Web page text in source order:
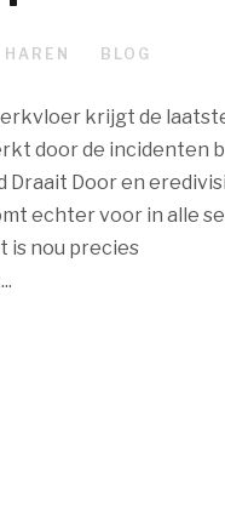
BLOG
krijgt de
door de incidenten
Draait Door en
echter voor in alle
is nou precies